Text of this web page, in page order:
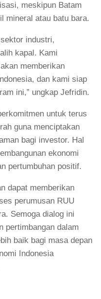
meskipun Batam
mineral atau batu bara.
industri,
kapal. Kami
memberikan
dan kami siap
ini,” ungkap Jefridin.
untuk terus
guna menciptakan
bagi investor. Hal
ekonomi
pertumbuhan positif.
dapat memberikan
perumusan RUU
Semoga dialog ini
pertimbangan dalam
baik bagi masa depan
Indonesia